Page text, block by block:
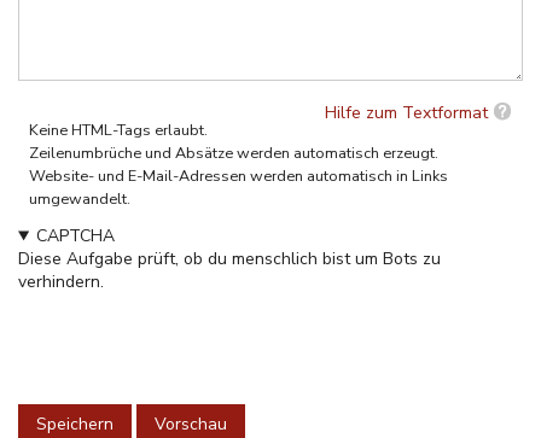
Hilfe zum Textformat
Keine HTML-Tags erlaubt.
Zeilenumbrüche und Absätze werden automatisch erzeugt.
Website- und E-Mail-Adressen werden automatisch in Links
umgewandelt.
CAPTCHA
Diese Aufgabe prüft, ob du menschlich bist um Bots zu
verhindern.